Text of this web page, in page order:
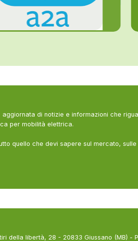
di notizie e informazioni che
per mobilità elettrica.
quello che devi sapere sul mercato, sulle
della libertà, 28 - 20833 Giussano (MB) -